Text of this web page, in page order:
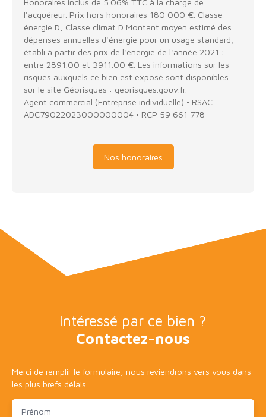
Honoraires inclus de 5.06% TTC à la charge de
l'acquéreur. Prix hors honoraires 180 000 €. Classe
énergie D, Classe climat D Montant moyen estimé des
dépenses annuelles d'énergie pour un usage standard,
établi à partir des prix de l'énergie de l'année 2021 :
entre 2891.00 et 3911.00 €. Les informations sur les
risques auxquels ce bien est exposé sont disponibles
sur le site Géorisques : georisques.gouv.fr.
Agent commercial (Entreprise individuelle) • RSAC
ADC79022023000000004 • RCP 59 661 778
Nos honoraires
Intéressé par ce bien ?
Contactez-nous
Merci de remplir le formulaire, nous reviendrons vers vous dans
les plus brefs délais.
Prénom